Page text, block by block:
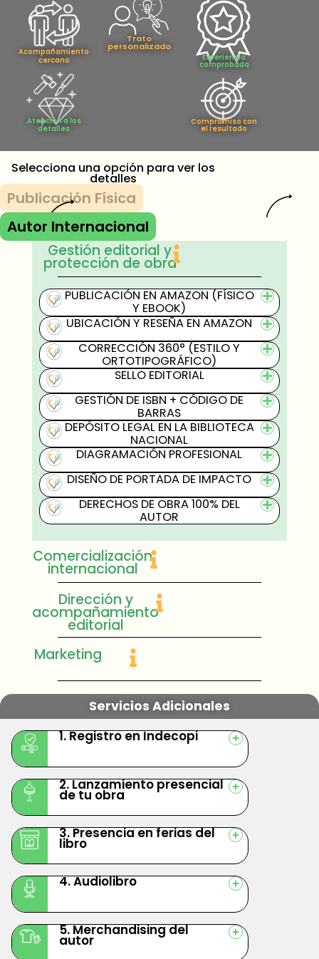
Acompañamiento
cercano
Atención a los
detalles
Trato
personalizado
Experiencia
comprobada
Compromiso con
el resultado
Selecciona una opción para ver los
detalles
Publicación Física
Autor Internacional
Gestión editorial y
protección de obra
PUBLICACIÓN EN AMAZON (FÍSICO
Y EBOOK)
UBICACIÓN Y RESEÑA EN AMAZON
CORRECCIÓN 360° (ESTILO Y
ORTOTIPOGRÁFICO)
SELLO EDITORIAL
GESTIÓN DE ISBN + CÓDIGO DE
BARRAS
DEPÓSITO LEGAL EN LA BIBLIOTECA
NACIONAL
DIAGRAMACIÓN PROFESIONAL
DISEÑO DE PORTADA DE IMPACTO
DERECHOS DE OBRA 100% DEL
AUTOR
Comercialización
internacional
Dirección y
acompañamiento
editorial
Marketing
Servicios Adicionales
1. Registro en Indecopi
2. Lanzamiento presencial
de tu obra
3. Presencia en ferias del
libro
4. Audiolibro
5. Merchandising del
autor